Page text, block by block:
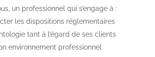
un professionnel qui s’engage à :
les dispositions réglementaires
tant à l’égard de ses clients
environnement professionnel